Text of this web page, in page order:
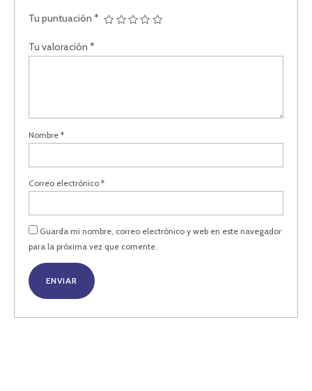
Tu puntuación*
Tu valoración*
Nombre*
Correo electrónico*
Guarda mi nombre, correo electrónico y web en este navegador
para la próxima vez que comente.